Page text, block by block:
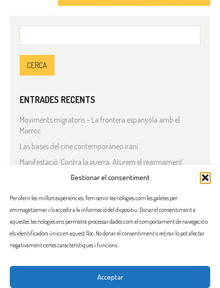
Gestionar el consentiment
Per oferir les millors experiències, fem servir tecnologies com les galetes per
emmagatzemar i/o accedir a la informació del dispositiu. Donar el consentiment a
aquestes tecnologies ens permetrà processar dades com el comportament de navegació o
els identificadors únics en aquest lloc. No donar el consentiment o retirar-lo pot afectar
negativament certes característiques i funcions.
Acceptar
ENTRADES RECENTS
Moviments migratoris – La frontera espanyola amb el
Marroc
Las bases del cine contemporáneo iraní
Manifestació ‘Contra la guerra. Aturem el rearmament’
En solidaritat amb el Líban
Què està passant a l’Iran?
COMENTARIS RECENTS